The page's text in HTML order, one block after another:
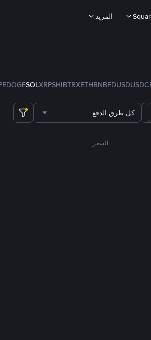
المزيد
USDC
FDUSD
BNB
ETH
TRX
SHIB
XRP
SOL
DOGE
كل طرق الدفع
السعر